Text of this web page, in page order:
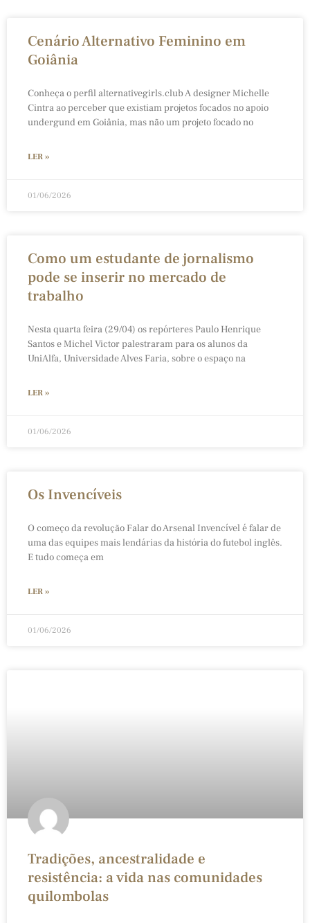
Cenário Alternativo Feminino em
Goiânia
Conheça o perfil alternativegirls.club A designer Michelle
Cintra ao perceber que existiam projetos focados no apoio
undergund em Goiânia, mas não um projeto focado no
LER »
01/06/2026
Como um estudante de jornalismo
pode se inserir no mercado de
trabalho
Nesta quarta feira (29/04) os repórteres Paulo Henrique
Santos e Michel Victor palestraram para os alunos da
UniAlfa, Universidade Alves Faria, sobre o espaço na
LER »
01/06/2026
Os Invencíveis
O começo da revolução Falar do Arsenal Invencível é falar de
uma das equipes mais lendárias da história do futebol inglês.
E tudo começa em
LER »
01/06/2026
Tradições, ancestralidade e
resistência: a vida nas comunidades
quilombolas